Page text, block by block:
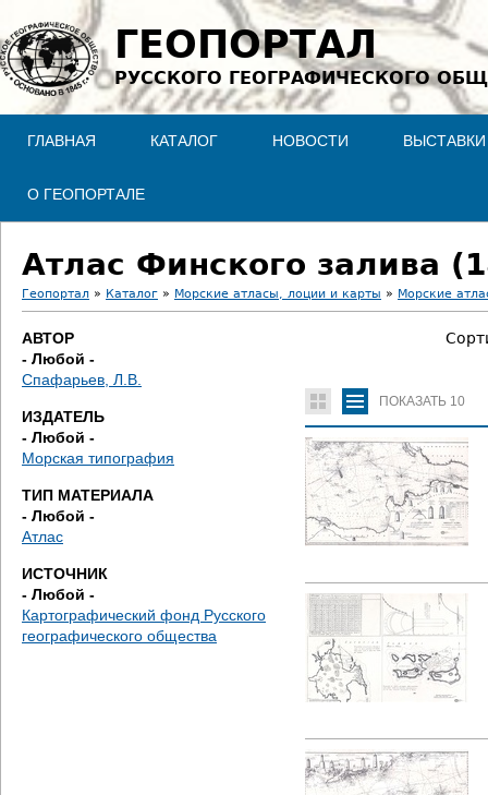
Jump to navigation
ГЕОПОРТАЛ
РУССКОГО ГЕОГРАФИЧЕСКОГО
ГЛАВНАЯ КАТАЛОГ НОВОСТИ ВЫСТАВКИ
О ГЕОПОРТАЛЕ
Атлас Финского залива
В
ы
з
д
е
с
ь
Геопортал » Каталог » Морские атласы, лоции и карты » Морские
АВТОР
- Любой -
Спафарьев, Л.В.
ИЗДАТЕЛЬ
- Любой -
Морская типография
ТИП МАТЕРИАЛА
- Любой -
Атлас
ИСТОЧНИК
- Любой -
Картографический фонд Русского
географического общества
ПОКАЗАТЬ 10